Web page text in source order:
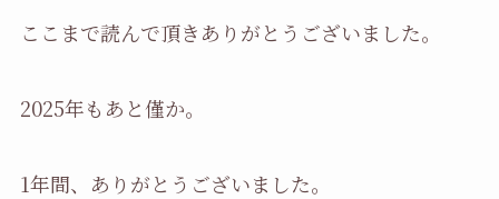
ここまで読んで頂きありがとうございました。
2025年もあと僅か。
1年間、ありがとうございました。